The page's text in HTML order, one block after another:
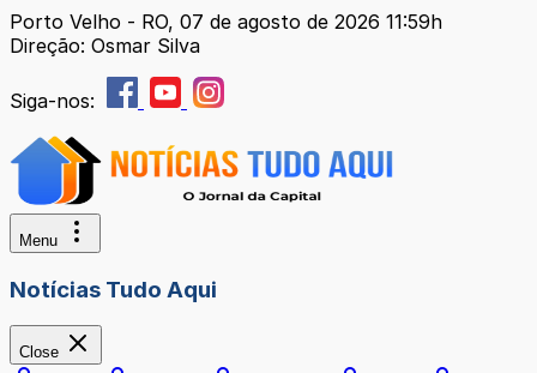
Porto Velho - RO, 07 de agosto de 2026 11:59h
Direção: Osmar Silva
Siga-nos:
Menu
Notícias Tudo Aqui
Close